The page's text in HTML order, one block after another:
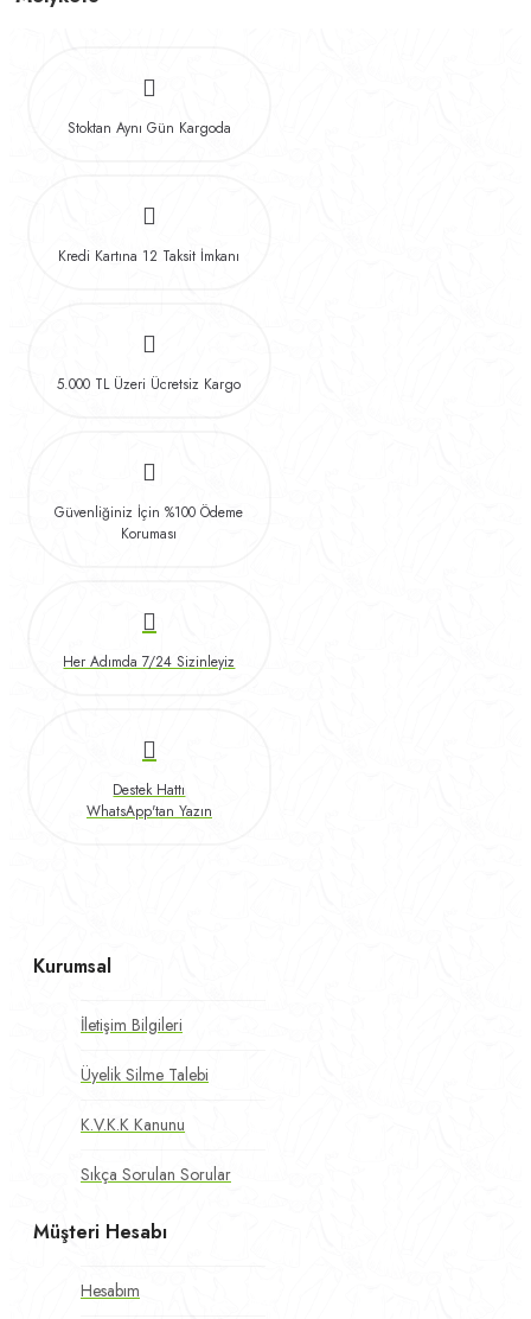
Stoktan Aynı Gün Kargoda
Kredi Kartına 12 Taksit İmkanı
5.000 TL Üzeri Ücretsiz Kargo
Güvenliğiniz İçin %100 Ödeme
Koruması
Her Adımda 7/24 Sizinleyiz
Destek Hattı
WhatsApp'tan Yazın
Kurumsal
İletişim Bilgileri
Üyelik Silme Talebi
K.V.K.K Kanunu
Sıkça Sorulan Sorular
Müşteri Hesabı
Hesabım